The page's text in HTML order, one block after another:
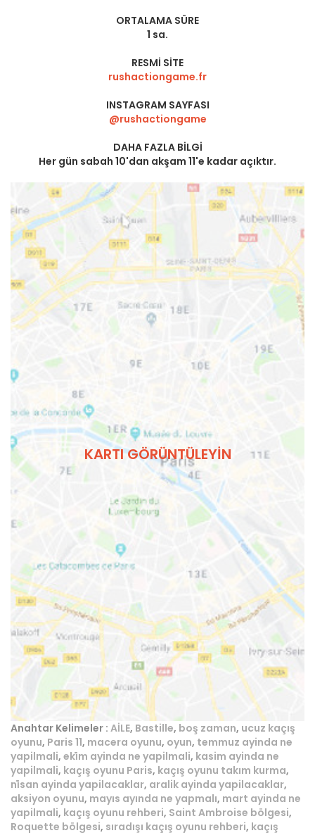
ORTALAMA SÜRE
1 sa.
RESMI SITE
rushactiongame.fr
INSTAGRAM SAYFASI
@rushactiongame
DAHA FAZLA BILGI
Her gün sabah 10'dan akşam 11'e kadar açıktır.
KARTI GÖRÜNTÜLEYIN
Anahtar Kelimeler : AİLE, Bastille, boş zaman, ucuz kaçış
oyunu, Paris 11, macera oyunu, oyun, temmuz ayinda ne
yapilmali, eki̇m ayinda ne yapilmali, kasim ayinda ne
yapilmali, kaçış oyunu Paris, kaçış oyunu takım kurma,
ni̇san ayinda yapilacaklar, aralik ayinda yapilacaklar,
aksiyon oyunu, mayıs ayında ne yapmalı, mart ayinda ne
yapilmali, kaçış oyunu rehberi, Saint Ambroise bölgesi,
Roquette bölgesi, sıradışı kaçış oyunu rehberi, kaçış